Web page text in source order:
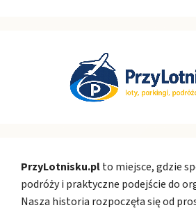
PrzyLotnisku.plto miejsce, gdzie
podróży i praktyczne podejście do
Nasza historia rozpoczęła się od